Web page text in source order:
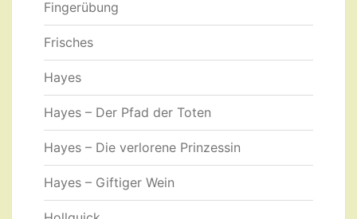
Fingerübung
Frisches
Hayes
Hayes – Der Pfad der Toten
Hayes – Die verlorene Prinzessin
Hayes – Giftiger Wein